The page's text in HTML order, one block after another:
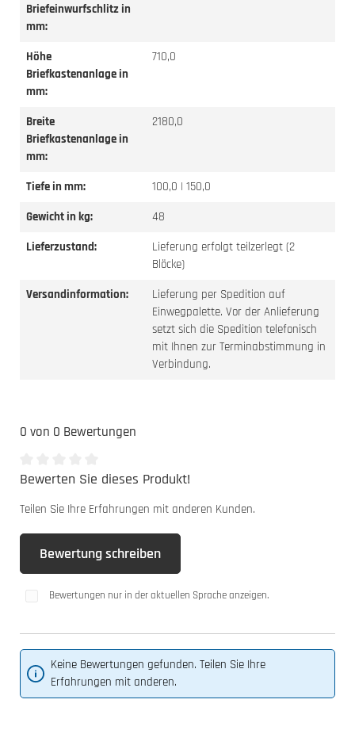
Briefeinwurfschlitz in
mm:
Höhe
Briefkastenanlage in
mm:
710,0
Breite
Briefkastenanlage in
mm:
2180,0
Tiefe in mm:
100,0 | 150,0
Gewicht in kg:
48
Lieferzustand:
Lieferung erfolgt teilzerlegt (2
Blöcke)
Versandinformation:
Lieferung per Spedition auf
Einwegpalette. Vor der Anlieferung
setzt sich die Spedition telefonisch
mit Ihnen zur Terminabstimmung in
Verbindung.
0 von 0 Bewertungen
Durchschnittliche Bewertung von 0 von 5 Sternen
Bewerten Sie dieses Produkt!
Teilen Sie Ihre Erfahrungen mit anderen Kunden.
Bewertung schreiben
Bewertungen nur in der aktuellen Sprache anzeigen.
Keine Bewertungen gefunden. Teilen Sie Ihre
Erfahrungen mit anderen.